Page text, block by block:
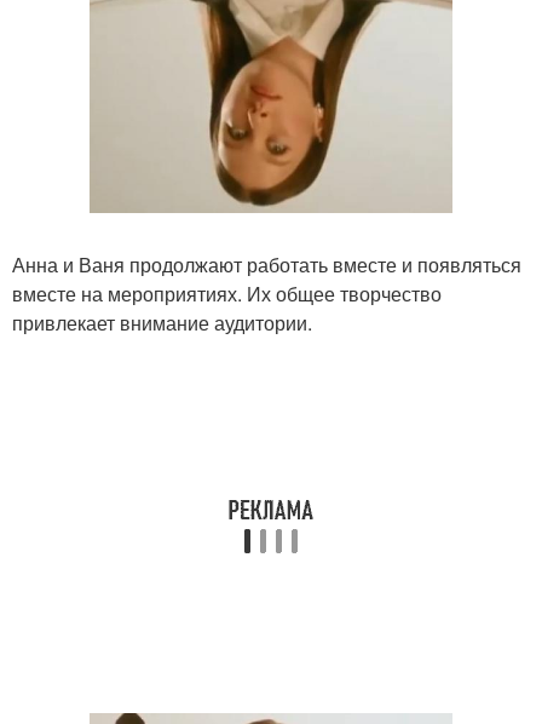
Анна и Ваня продолжают работать вместе и появляться
вместе на мероприятиях. Их общее творчество
привлекает внимание аудитории.